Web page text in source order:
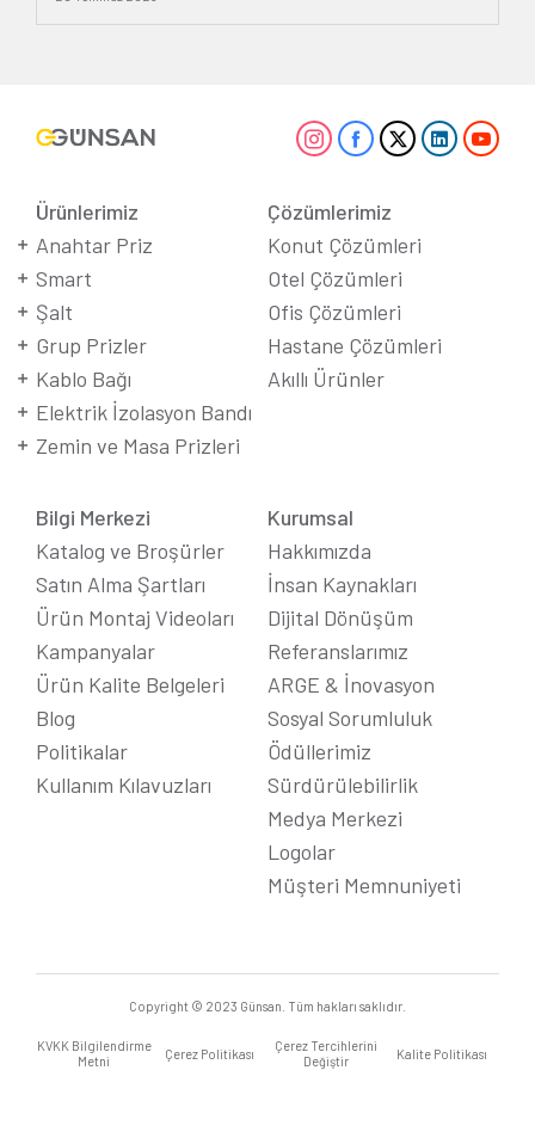
Ürünlerimiz
Anahtar Priz
Smart
Şalt
Grup Prizler
Kablo Bağı
Elektrik İzolasyon Bandı
Zemin ve Masa Prizleri
Çözümlerimiz
Konut Çözümleri
Otel Çözümleri
Ofis Çözümleri
Hastane Çözümleri
Akıllı Ürünler
Bilgi Merkezi
Katalog ve Broşürler
Satın Alma Şartları
Ürün Montaj Videoları
Kampanyalar
Ürün Kalite Belgeleri
Blog
Politikalar
Kullanım Kılavuzları
Kurumsal
Hakkımızda
İnsan Kaynakları
Dijital Dönüşüm
Referanslarımız
ARGE & İnovasyon
Sosyal Sorumluluk
Ödüllerimiz
Sürdürülebilirlik
Medya Merkezi
Logolar
Müşteri Memnuniyeti
Copyright © 2023 Günsan. Tüm hakları saklıdır.
KVKK Bilgilendirme
Metni
Çerez Politikası
Çerez Tercihlerini
Değiştir
Kalite Politikası